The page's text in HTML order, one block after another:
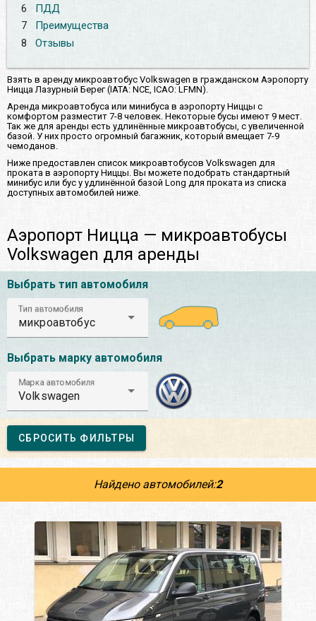
6
ПДД
7
Преимущества
8
Отзывы
Взять в аренду микроавтобус Volkswagen в гражданском Аэропорту
Ницца Лазурный Берег (IATA: NCE, ICAO: LFMN).
Аренда микроавтобуса или минибуса в аэропорту Ниццы с
комфортом разместит 7-8 человек. Некоторые бусы имеют 9 мест.
Так же для аренды есть удлинённые микроавтобусы, с увеличенной
базой. У них просто огромный багажник, который вмещает 7-9
чемоданов.
Ниже предоставлен список микроавтобусов Volkswagen для
проката в аэропорту Ниццы. Вы можете подобрать стандартный
минибус или бус у удлинённой базой Long для проката из списка
доступных автомобилей ниже.
Аэропорт Ницца — микроавтобусы
Volkswagen для аренды
Выбрать тип автомобиля
Тип автомобиля
микроавтобус
Выбрать марку автомобиля
Марка автомобиля
Volkswagen
СБРОСИТЬ ФИЛЬТРЫ
Найдено автомобилей:2